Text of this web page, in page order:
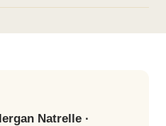
port du soutien-gorge de
mammaire et les
si vous envisagez une
Natrelle ·